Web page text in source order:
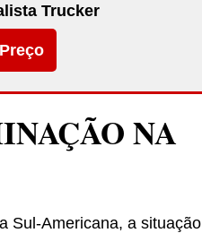
Trucker
NA
Sul-Americana, a situação